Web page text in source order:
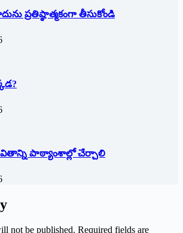
ప్రతిష్ఠాత్మకంగా తీసుకోండి
పాఠ్యాంశాల్లో చేర్చాలి
not be published. Required fields are